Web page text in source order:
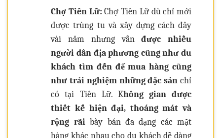
Chợ Tiên Lữ: Chợ Tiên Lữ dù chỉ mới
được trùng tu và xây dựng cách đây
vài năm nhưng vẫnđược nhiều
người dân địa phương cũng như du
khách tìm đến để mua hàng cũng
như trải nghiệm những đặc sản chỉ
có tại Tiên Lữ. Không gian được
thiết kế hiện đại, thoáng mát và
rộng rãibày bán đa dạng các mặt